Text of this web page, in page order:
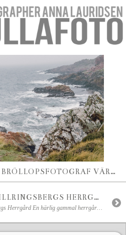
BRÖLLOPSFOTOGRAF VÄRMLAND
BRÖLLOP HILLRINGSBERGS HERRGÅRD – NORSKT BRÖLLOP I VÄRMLAND
Bröllop Hillringsbergs Herrgård En härlig gammal herrgård vid en idyllisk insjö. Övernattning för alla gäster. Stort fest utrymme, för att inte tala om trevlig personal och mycket bra service. Man kan mycket väl förstå varför Siri & Stian körde hela vägen från Oslo för att hålla sitt bröllop på vackra Hillringsberg Herrgård i Glava, utanför Arvika. Eftersom […]